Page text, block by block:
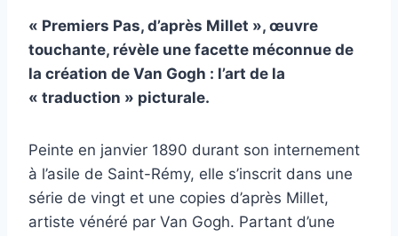
« Premiers Pas, d’après Millet », œuvre
touchante, révèle une facette méconnue de
la création de Van Gogh : l’art de la
« traduction » picturale.
Peinte en janvier 1890 durant son internement
à l’asile de Saint-Rémy, elle s’inscrit dans une
série de vingt et une copies d’après Millet,
artiste vénéré par Van Gogh. Partant d’une